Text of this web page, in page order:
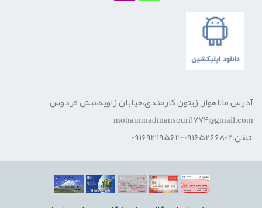
آدرس ما:اهواز, زیتون کارمندی،خیابان زاویه،نبش فردوس
mohammadmansouri1774@gmail.com
تلفن:09165266802-09169319562